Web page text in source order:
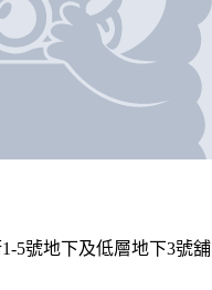
5號地下及低層地下3號舖